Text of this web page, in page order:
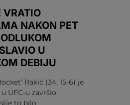
VRATIO
NAKON PET
U
DEBIJU
Rakić (34, 15-6) je
UFC-u završio
to bilo